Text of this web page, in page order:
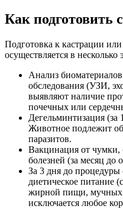
Как подготовить
Подготовка к кастрации
осуществляется в несколько
Анализ
обследования (УЗИ,
выявляют наличие
почечных или
Дегельминтизация (за
Животное подлежит
паразитов.
Вакцинация от чумки,
болезней (за месяц до
За 3 дня до процедуры
диетическое питание
жирной пищи, мучных
исключается любое